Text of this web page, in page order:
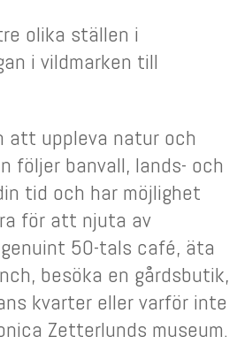
olika ställen i
i vildmarken till
att uppleva natur och
följer banvall, lands- och
tid och har möjlighet
för att njuta av
50-tals café, äta
besöka en gårdsbutik,
kvarter eller varför inte
Zetterlunds museum.